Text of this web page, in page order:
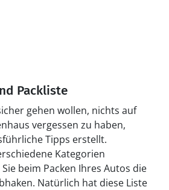
Packliste
gehen wollen, nichts auf
vergessen zu haben,
Tipps erstellt.
Kategorien
beim Packen Ihres Autos die
Natürlich hat diese Liste